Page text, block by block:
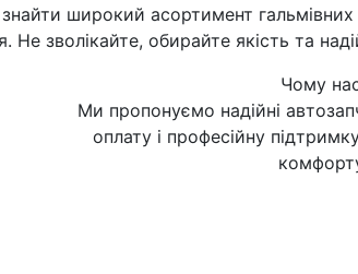
широкий асортимент гальмівних
зволікайте, обирайте якість та
Чому
Ми пропонуємо надійні
оплату і професійну